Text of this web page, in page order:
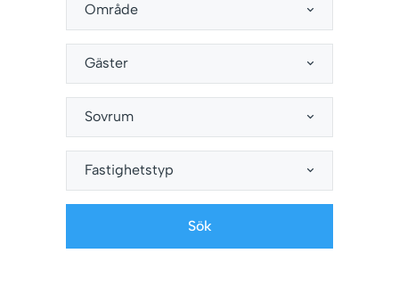
Område
Gäster
Sovrum
Fastighetstyp
Sök